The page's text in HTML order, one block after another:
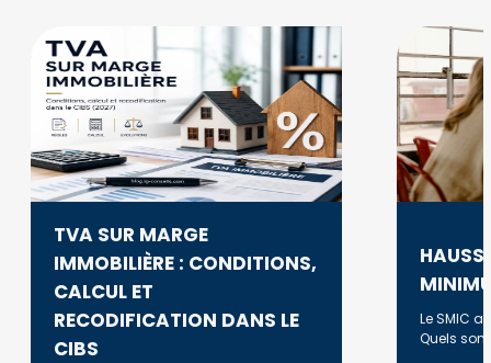
TVA SUR MARGE
IMMOBILIÈRE : CONDITIONS,
CALCUL ET
RECODIFICATION DANS LE
CIBS
Le SMIC a
Quels